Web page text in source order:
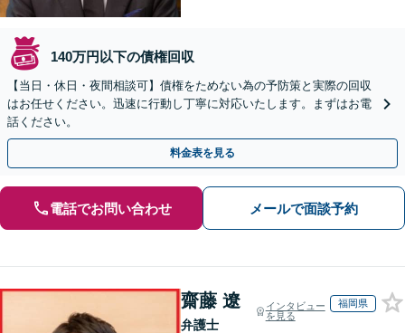
140万円以下の債権回収
【当日・休日・夜間相談可】債権をためない為の予防策と実際の回収
はお任せください。迅速に行動し丁寧に対応いたします。まずはお電
話ください。
料金表を見る
電話でお問い合わせ メールで面談予約
齋藤 遼
弁護士
インタビュー
を見る
福岡県